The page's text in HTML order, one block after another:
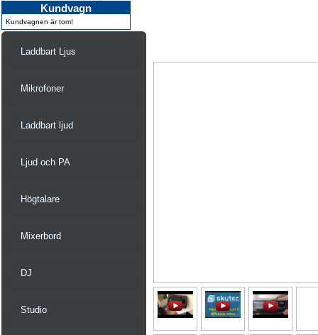
Kundvagn
Kundvagnen är tom!
Laddbart Ljus
Mikrofoner
Laddbart ljud
Ljud och PA
Högtalare
Mixerbord
DJ
Studio